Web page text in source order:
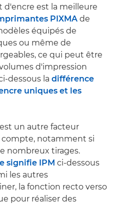
d'encre est la meilleure
PIXMA de
équipés de
ou même de
ce qui peut être
d'impression
dessous la différence
uniques et les
un autre facteur
notamment si
nombreux tirages.
signifie IPM ci-dessous
les autres
la fonction recto verso
pour réaliser des